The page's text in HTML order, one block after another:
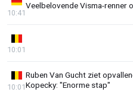
Veelbelovende Visma-renner
10:41
10:01
Ruben Van Gucht ziet
Kopecky: "Enorme stap"
10:01